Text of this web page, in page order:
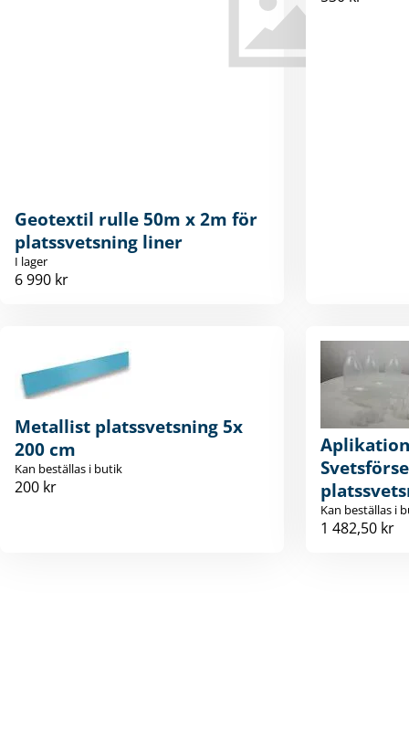
Geotextil rulle 50m x 2m för
platssvetsning liner
I lager
6 990 kr
Metallist platssvetsning 5x
200 cm
Kan beställas i butik
200 kr
Kan beställas i
1 482,50 kr